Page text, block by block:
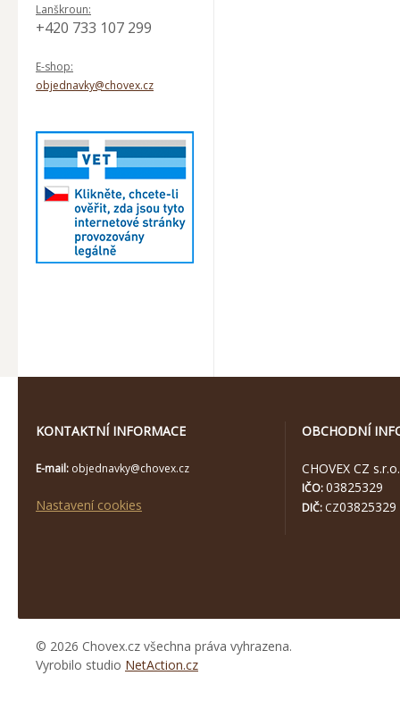
Lanškroun:
+420 733 107 299
E-shop:
objednavky@chovex.cz
KONTAKTNÍ INFORMACE
E-mail: objednavky@chovex.cz
Nastavení cookies
OBCHODNÍ
CHOVEX CZ s.r.o.
IČO:03825329
DIČ: CZ03825329
© 2026 Chovex.cz všechna práva vyhrazena.
Vyrobilo studio NetAction.cz